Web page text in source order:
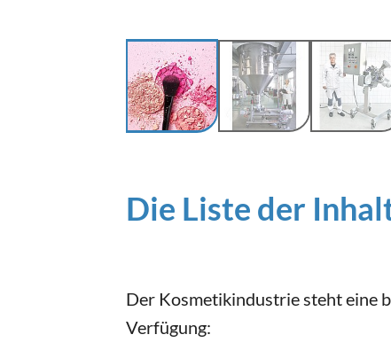
Die Liste der
Der Kosmetikindustrie steht eine
Verfügung: